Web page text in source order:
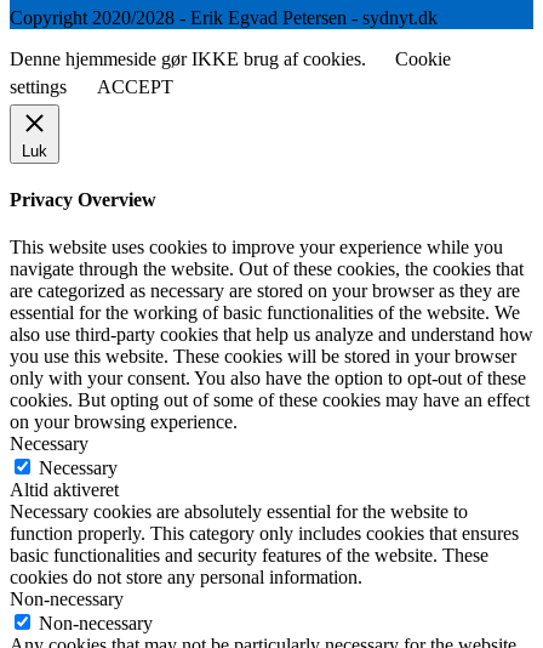
Copyright 2020/2028 - Erik Egvad Petersen - sydnyt.dk
Denne hjemmeside gør IKKE brug af cookies.
Cookie
settings
ACCEPT
Luk
Privacy Overview
This website uses cookies to improve your experience while you
navigate through the website. Out of these cookies, the cookies that
are categorized as necessary are stored on your browser as they are
essential for the working of basic functionalities of the website. We
also use third-party cookies that help us analyze and understand how
you use this website. These cookies will be stored in your browser
only with your consent. You also have the option to opt-out of these
cookies. But opting out of some of these cookies may have an effect
on your browsing experience.
Necessary
Necessary
Altid aktiveret
Necessary cookies are absolutely essential for the website to
function properly. This category only includes cookies that ensures
basic functionalities and security features of the website. These
cookies do not store any personal information.
Non-necessary
Non-necessary